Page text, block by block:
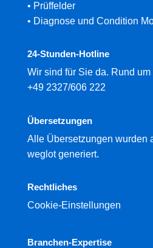
• Prüffelder
• Diagnose und Condition
24-Stunden-Hotline
Wir sind für Sie da. Rund um
+49 2327/606 222
Übersetzungen
Alle Übersetzungen wurden
weglot generiert.
Rechtliches
Cookie-Einstellungen
Branchen-Expertise